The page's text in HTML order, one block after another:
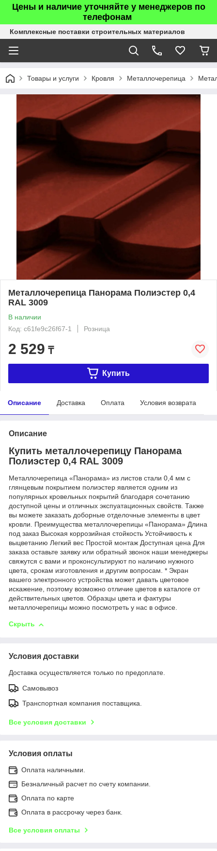
Цены и наличие уточняйте у менеджеров по
телефонам
Комплексные поставки строительных материалов
Товары и услуги Кровля Металлочерепица
Металлочерепица Панорама Полиэстер 0,4
RAL 3009
В наличии
Код: c61fe9c26f67-1
Розница
2 529 ₸
Купить
Описание Доставка Оплата Условия возврата
Описание
Купить металлочерепицу Панорама
Полиэстер 0,4 RAL 3009
Металлочерепица «Панорама» из листов стали 0,4 мм с
глянцевым покрытием полиэстер является одним из
популярных кровельных покрытий благодаря сочетанию
доступной цены и отличных экспуатационных свойств. Также
вы можете заказать доборные отделочные элементы в цвет
кровли. Преимущества металлочерепицы «Панорама» Длина
под заказ Высокая коррозийная стойкость Устойчивость к
выцветанию Легкий вес Простой монтаж Доступная цена Для
заказа оставьте заявку или обратный звонок наши менеджеры
свяжутся с вами и проконсультируют по наличию нужного
цвета, срокам изготовления и другим вопросам. * Экран
вашего электронного устройства может давать цветовое
искажение, поэтому возможно отличие цветов в каталоге от
действительных цветов. Образцы цвета и фактуры
металлочерепицы можно посмотреть у нас в офисе.
Скрыть
Условия доставки
Доставка осуществляется только по предоплате.
Самовывоз
Транспортная компания поставщика.
Все условия доставки
Условия оплаты
Оплата наличными.
Безналичный расчет по счету компании.
Оплата по карте
Оплата в рассрочку через банк.
Все условия оплаты